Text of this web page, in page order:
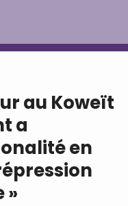
au Koweït
a
en
»